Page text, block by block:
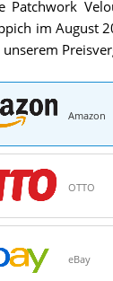
im August
Amazon
OTTO
eBay